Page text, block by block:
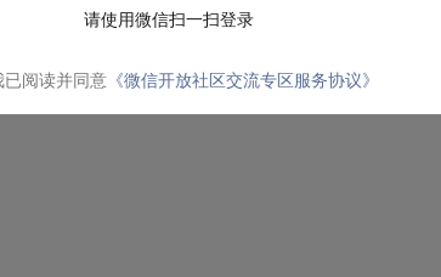
请使用微信扫一扫登录
已阅读并同意 《微信开放社区交流专区服务协议》